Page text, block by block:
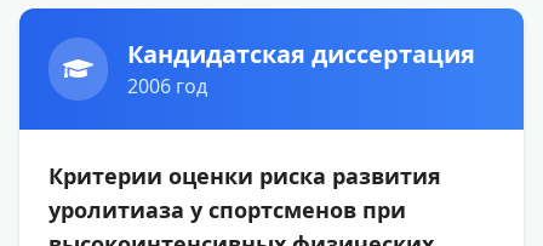
Кандидатская диссертация
2006 год
Критерии оценки риска развития
уролитиаза у спортсменов при